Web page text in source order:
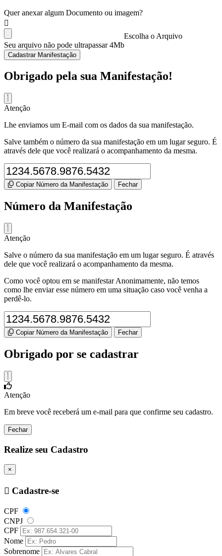
Quer anexar algum Documento ou imagem?
Escolha o Arquivo
Seu arquivo não pode ultrapassar 4Mb
Cadastrar Manifestação
Obrigado pela sua Manifestação!
Atenção
Lhe enviamos um E-mail com os dados da sua manifestação.
Salve também o número da sua manifestação em um lugar seguro. É
através dele que você realizará o acompanhamento da mesma.
Copiar Número da Manifestação Fechar
Número da Manifestação
Atenção
Salve o número da sua manifestação em um lugar seguro. É através
dele que você realizará o acompanhamento da mesma.
Como você optou em se manifestar Anonimamente, não temos
como lhe enviar esse número em uma situação caso você venha a
perdê-lo.
Copiar Número da Manifestação Fechar
Obrigado por se cadastrar
Atenção
Em breve você receberá um e-mail para que confirme seu cadastro.
Fechar
Realize seu Cadastro
×
Cadastre-se
CPF
CNPJ
CPF
Nome
Sobrenome